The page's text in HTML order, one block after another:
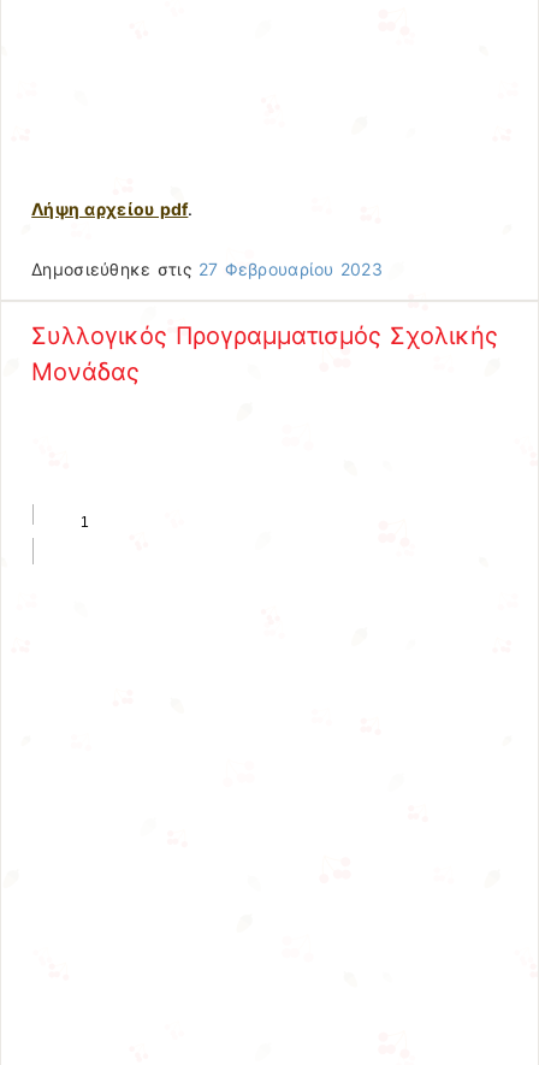
Λήψη αρχείου pdf.
Δημοσιεύθηκε στις 27 Φεβρουαρίου 2023
Συλλογικός Προγραμματισμός Σχολικής
Μονάδας